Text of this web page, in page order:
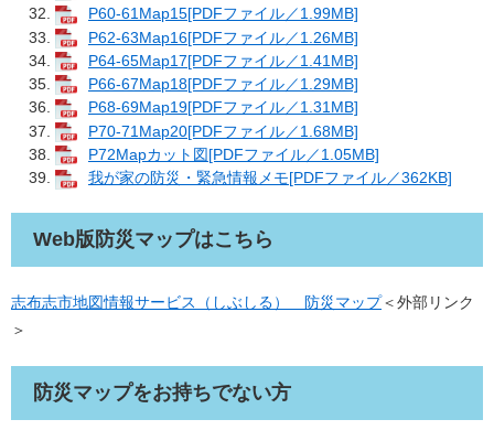
P60-61Map15[PDFファイル／1.99MB]
P62-63Map16[PDFファイル／1.26MB]
P64-65Map17[PDFファイル／1.41MB]
P66-67Map18[PDFファイル／1.29MB]
P68-69Map19[PDFファイル／1.31MB]
P70-71Map20[PDFファイル／1.68MB]
P72Mapカット図[PDFファイル／1.05MB]
我が家の防災・緊急情報メモ[PDFファイル／362KB]
Web版防災マップはこちら
志布志市地図情報サービス（しぶしる） 防災マップ＜外部リンク
＞
防災マップをお持ちでない方